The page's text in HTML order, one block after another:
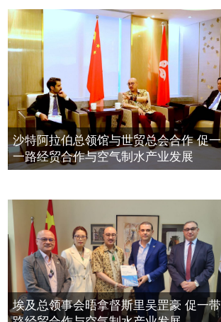
2023年11月23日
埃及总领事会晤拿督斯里吴罡豪
带一路经贸合作与空气制水产业
2023年11月23日
拿督斯里吴罡豪晤土耳其总领事
带一路经贸合作与空气制水产业
2023年11月23日
長瑚蒞臨 天泉鼎豐深圳總部及
量波量子研究院
2021年12月10日
標量波光量子導入系統聯合國總
督斯裏吳達鎔教授首發
2021年12月10日
空氣制水發明人吳達鎔出席聯合
境科政商管治聯盟會議
沙特阿拉伯总领馆与世贸总会合作 促
一路经贸合作与空气制水产业发展
埃及总领事会晤拿督斯里吴罡豪 促一